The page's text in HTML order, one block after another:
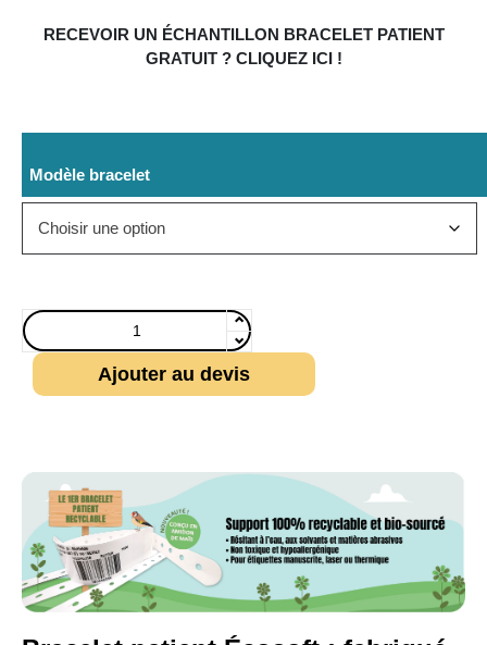
RECEVOIR UN ÉCHANTILLON BRACELET PATIENT
GRATUIT ? CLIQUEZ ICI !
Modèle bracelet
Ajouter au devis